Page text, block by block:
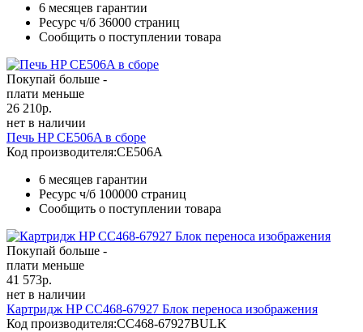
6 месяцев гарантии
Ресурс ч/б 36000 страниц
Сообщить о поступлении товара
Покупай больше -
плати меньше
26 210р.
нет в наличии
Печь HP CE506A в сборе
Код производителя:CE506A
6 месяцев гарантии
Ресурс ч/б 100000 страниц
Сообщить о поступлении товара
Покупай больше -
плати меньше
41 573р.
нет в наличии
Картридж HP CC468-67927 Блок переноса изображения
Код производителя:CC468-67927BULK